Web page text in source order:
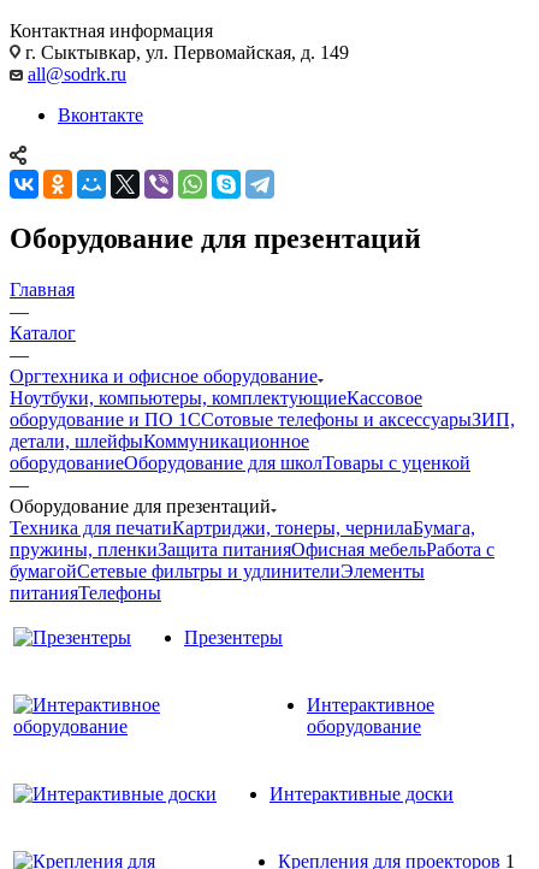
Контактная информация
г. Сыктывкар, ул. Первомайская, д. 149
all@sodrk.ru
Вконтакте
Оборудование для презентаций
Главная
—
Каталог
—
Оргтехника и офисное оборудование
Ноутбуки, компьютеры, комплектующиеКассовое
оборудование и ПО 1ССотовые телефоны и аксессуарыЗИП,
детали, шлейфыКоммуникационное
оборудованиеОборудование для школТовары с уценкой
—
Оборудование для презентаций
Техника для печатиКартриджи, тонеры, чернилаБумага,
пружины, пленкиЗащита питанияОфисная мебельРабота с
бумагойСетевые фильтры и удлинителиЭлементы
питанияТелефоны
Презентеры
Интерактивное
оборудование
Интерактивные доски
Крепления для проекторов 1